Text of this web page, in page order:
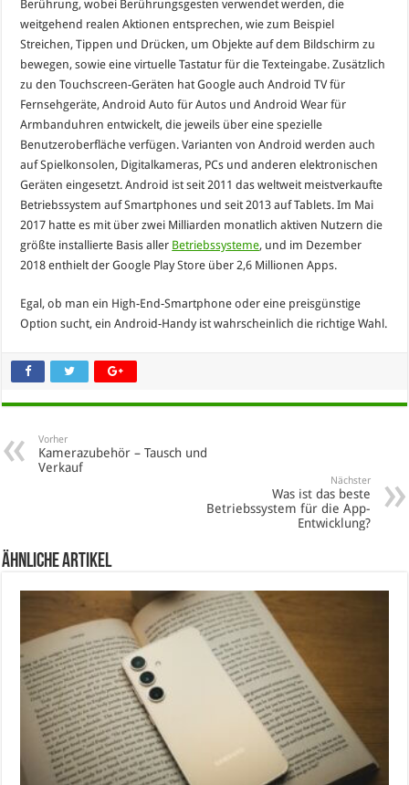
Berührung, wobei Berührungsgesten verwendet werden, die
weitgehend realen Aktionen entsprechen, wie zum Beispiel
Streichen, Tippen und Drücken, um Objekte auf dem Bildschirm zu
bewegen, sowie eine virtuelle Tastatur für die Texteingabe. Zusätzlich
zu den Touchscreen-Geräten hat Google auch Android TV für
Fernsehgeräte, Android Auto für Autos und Android Wear für
Armbanduhren entwickelt, die jeweils über eine spezielle
Benutzeroberfläche verfügen. Varianten von Android werden auch
auf Spielkonsolen, Digitalkameras, PCs und anderen elektronischen
Geräten eingesetzt. Android ist seit 2011 das weltweit meistverkaufte
Betriebssystem auf Smartphones und seit 2013 auf Tablets. Im Mai
2017 hatte es mit über zwei Milliarden monatlich aktiven Nutzern die
größte installierte Basis aller Betriebssysteme, und im Dezember
2018 enthielt der Google Play Store über 2,6 Millionen Apps.
Egal, ob man ein High-End-Smartphone oder eine preisgünstige
Option sucht, ein Android-Handy ist wahrscheinlich die richtige Wahl.
Vorher
Kamerazubehör – Tausch und
Verkauf
Nächster
Was ist das beste
Betriebssystem für die App-
Entwicklung?
Ähnliche Artikel